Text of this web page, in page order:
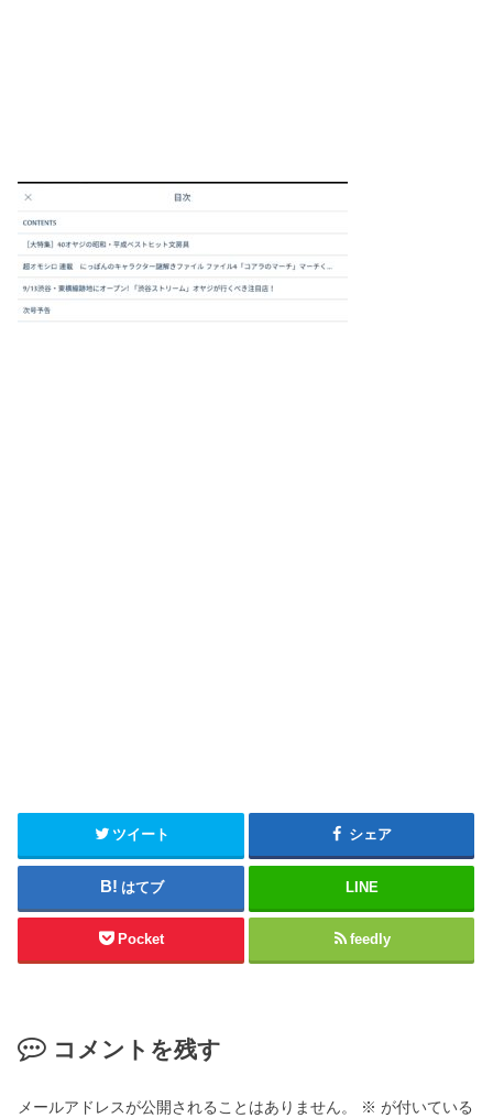
ツイート シェア
はてブ LINE
Pocket feedly
コメントを残す
メールアドレスが公開されることはありません。 ※ が付いている